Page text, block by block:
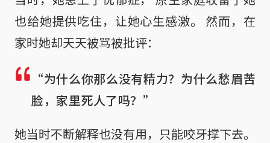
也给她提供吃住，让她心生感激。 然而，在
家时她却天天被骂被批评：
“为什么你那么没有精力？为什么愁眉苦
脸，家里死人了吗？”
她当时不断解释也没有用，只能咬牙撑下去。